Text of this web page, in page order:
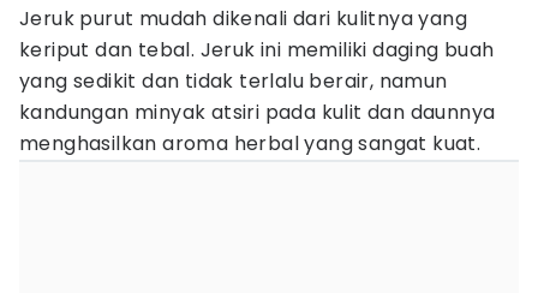
Jeruk purut mudah dikenali dari kulitnya yang
keriput dan tebal. Jeruk ini memiliki daging buah
yang sedikit dan tidak terlalu berair, namun
kandungan minyak atsiri pada kulit dan daunnya
menghasilkan aroma herbal yang sangat kuat.